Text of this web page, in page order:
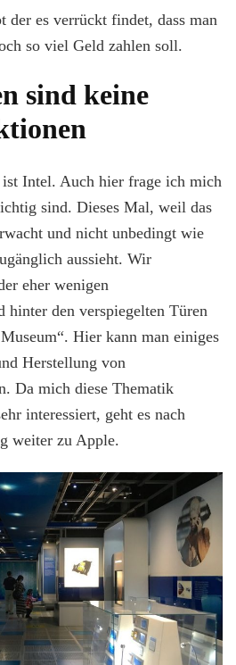
der es verrückt findet, dass man
so viel Geld zahlen soll.
sind keine
ist Intel. Auch hier frage ich mich
sind. Dieses Mal, weil das
und nicht unbedingt wie
aussieht. Wir
eher wenigen
hinter den verspiegelten Türen
Hier kann man einiges
Herstellung von
Da mich diese Thematik
interessiert, geht es nach
weiter zu Apple.